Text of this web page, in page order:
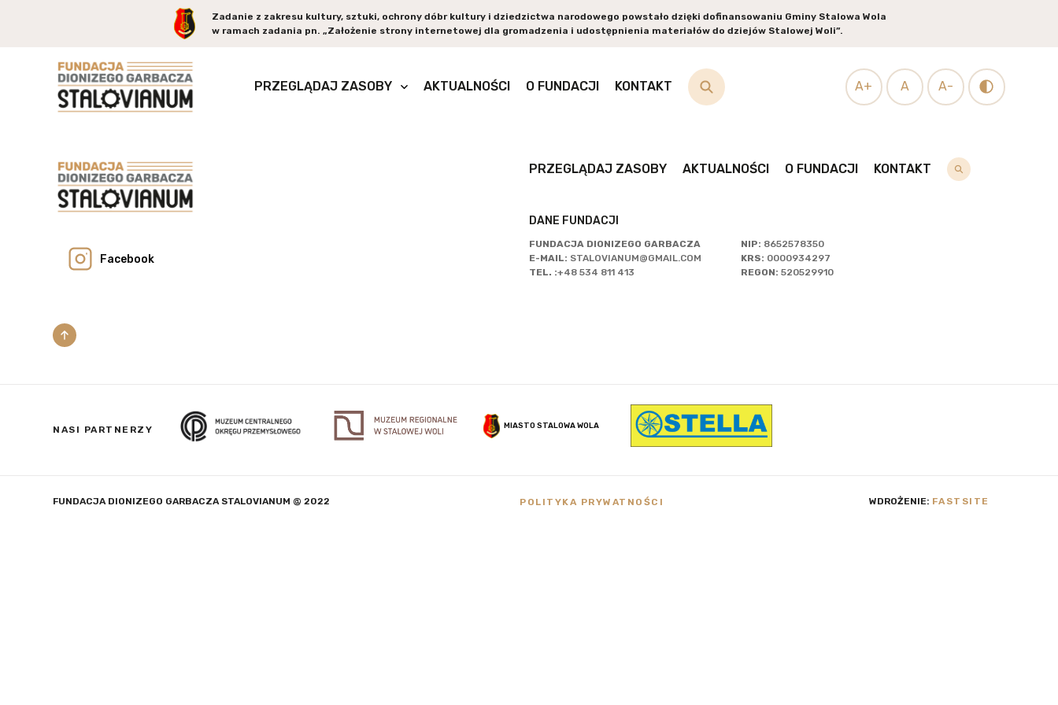
Zadanie z zakresu kultury, sztuki, ochrony dóbr kultury i dziedzictwa narodowego powstało dzięki dofinansowaniu Gminy Stalowa Wola
w ramach zadania pn. „Założenie strony internetowej dla gromadzenia i udostępnienia materiałów do dziejów Stalowej Woli”.
PRZEGLĄDAJ ZASOBY AKTUALNOŚCI O FUNDACJI KONTAKT
PRZEGLĄDAJ
ZASOBY
A+ A A-
Facebook
PRZEGLĄDAJ ZASOBY AKTUALNOŚCI O FUNDACJI KONTAKT
DANE FUNDACJI
FUNDACJA DIONIZEGO GARBACZA
E-MAIL: STALOVIANUM@GMAIL.COM
TEL. :+48 534 811 413
NIP: 8652578350
KRS: 0000934297
REGON: 520529910
NASI PARTNERZY MIASTO STALOWA WOLA
FUNDACJA DIONIZEGO GARBACZA STALOVIANUM @ 2022 POLITYKA PRYWATNOŚCI WDROŻENIE: FASTSITE